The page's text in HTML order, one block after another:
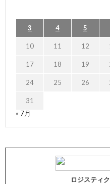
3 4 5
10 11 12
17 18 19
24 25 26
31
« 7月
ロジスティ